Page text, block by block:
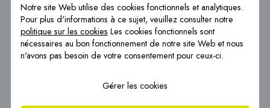
Notre site Web utilise des cookies fonctionnels et analytiques.
Pour plus d'informations à ce sujet, veuillez consulter notre
politique sur les cookies Les cookies fonctionnels sont
nécessaires au bon fonctionnement de notre site Web et nous
n'avons pas besoin de votre consentement pour ceux-ci.
Gérer les cookies